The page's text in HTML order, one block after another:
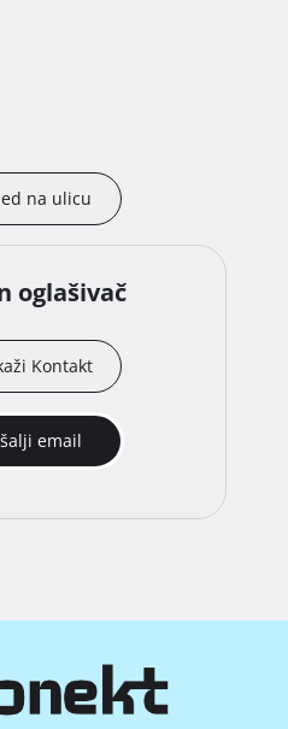
na ulicu
oglašivač
Kontakt
email